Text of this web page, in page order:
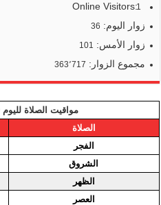
Online Visitors:
1
زوار اليوم: 36
زوار الأمس: 101
مجموع الزوار: 363٬717
مواقيت الصلاة لليوم 9 أغسطس 2026
الصلاة
الفجر
الشروق
الظهر
العصر